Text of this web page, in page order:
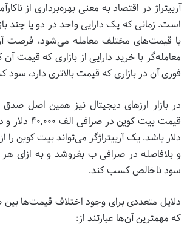
آربیتراژ در اقتصاد به معنی بهره‌برداری از
است. زمانی که یک دارایی واحد در دو یا چند
با قیمت‌های مختلف معامله می‌شود، فرصت
معامله‌گر با خرید دارایی از بازاری که قیمت
فوری آن در بازاری که قیمت بالاتری دارد،
در بازار ارزهای دیجیتال نیز همین اصل
دلار باشد. یک آربیتراژگر می‌تواند بیت کوین
سود ناخالص کسب کند.
دلایل متعددی برای وجود اختلاف قیمت‌ها بین
که مهمترین آن‌ها عبارتند از: